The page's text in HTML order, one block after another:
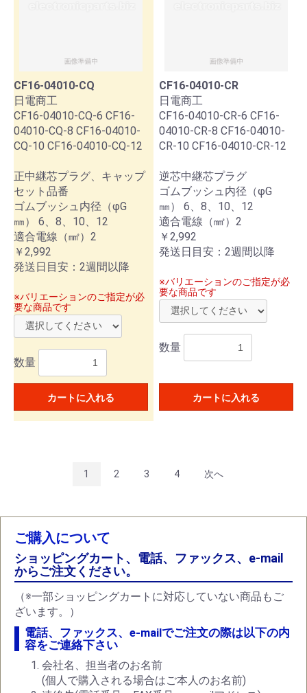
CF16-04010-CQ
日電商工
CF16-04010-CQ-6 CF16-
04010-CQ-8 CF16-04010-
CQ-10 CF16-04010-CQ-12
正中継芯プラグ、キャップ
セット品番
ゴムブッシュ内径（φG
㎜） 6、8、10、12
適合電線（㎟）2
￥2,992
発送日目安：2週間以降
※バリエーションのご指定が必
要な商品です
数量
カートに入れる
CF16-04010-CR
日電商工
CF16-04010-CR-6 CF16-
04010-CR-8 CF16-04010-
CR-10 CF16-04010-CR-12
逆芯中継芯プラグ
ゴムブッシュ内径（φG
㎜） 6、8、10、12
適合電線（㎟）2
￥2,992
発送日目安：2週間以降
※バリエーションのご指定が必
要な商品です
数量
カートに入れる
1 2 3 4 次へ
ご購入について
ショッピングカート、電話、ファックス、e-mail
からご注文ください。
（※一部ショッピングカートに対応していない商品もご
ざいます。）
電話、ファックス、e-mailでご注文の際は以下の内
容をご連絡下さい
会社名、担当者のお名前
(個人で購入される場合はご本人のお名前)